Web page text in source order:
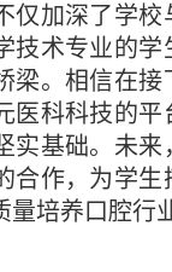
仅加深了学校
技术专业的学
梁。相信在接
医科科技的平
实基础。未来
合作，为学生
培养口腔行